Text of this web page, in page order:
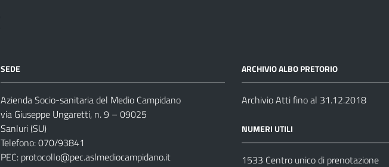
SEDE
Azienda Socio-sanitaria del Medio Campidano
via Giuseppe Ungaretti, n. 9 – 09025
Sanluri (SU)
Telefono: 070/93841
PEC: protocollo@pec.aslmediocampidano.it
ARCHIVIO ALBO PRETORIO
Archivio Atti fino al 31.12.2018
NUMERI UTILI
1533 Centro unico di prenotazione